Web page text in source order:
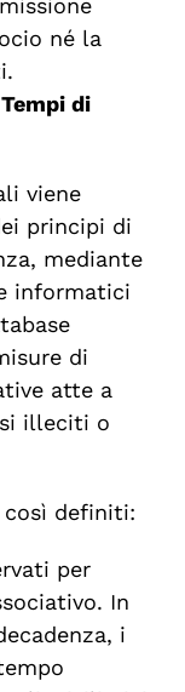
né la
di
viene
principi di
mediante
informatici
di
atte a
illeciti o
così definiti:
per
In
i